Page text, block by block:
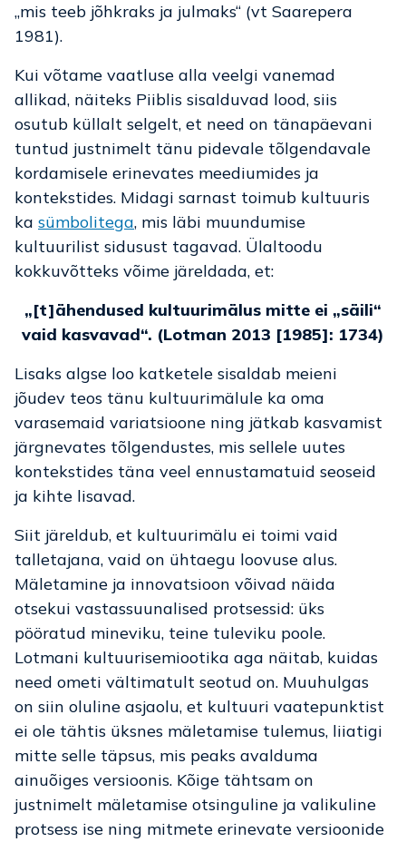
„mis teeb jõhkraks ja julmaks“ (vt Saarepera
1981).
Kui võtame vaatluse alla veelgi vanemad
allikad, näiteks Piiblis sisalduvad lood, siis
osutub küllalt selgelt, et need on tänapäevani
tuntud justnimelt tänu pidevale tõlgendavale
kordamisele erinevates meediumides ja
kontekstides. Midagi sarnast toimub kultuuris
ka sümbolitega, mis läbi muundumise
kultuurilist sidusust tagavad. Ülaltoodu
kokkuvõtteks võime järeldada, et:
„[t]ähendused kultuurimälus mitte ei „säili“
vaid kasvavad“. (Lotman 2013 [1985]: 1734)
Lisaks algse loo katketele sisaldab meieni
jõudev teos tänu kultuurimälule ka oma
varasemaid variatsioone ning jätkab kasvamist
järgnevates tõlgendustes, mis sellele uutes
kontekstides täna veel ennustamatuid seoseid
ja kihte lisavad.
Siit järeldub, et kultuurimälu ei toimi vaid
talletajana, vaid on ühtaegu loovuse alus.
Mäletamine ja innovatsioon võivad näida
otsekui vastassuunalised protsessid: üks
pööratud mineviku, teine tuleviku poole.
Lotmani kultuurisemiootika aga näitab, kuidas
need ometi vältimatult seotud on. Muuhulgas
on siin oluline asjaolu, et kultuuri vaatepunktist
ei ole tähtis üksnes mäletamise tulemus, liiatigi
mitte selle täpsus, mis peaks avalduma
ainuõiges versioonis. Kõige tähtsam on
justnimelt mäletamise otsinguline ja valikuline
protsess ise ning mitmete erinevate versioonide